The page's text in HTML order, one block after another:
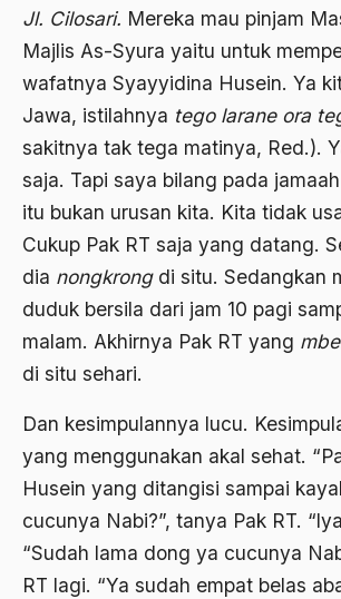
Jl. Cilosari. Mereka mau pinjam
Majlis As-Syura yaitu untuk
wafatnya Syayyidina Husein. Ya
Jawa, istilahnya tego larane ora
sakitnya tak tega matinya, Red.).
saja. Tapi saya bilang pada
itu bukan urusan kita. Kita tidak
Cukup Pak RT saja yang datang.
dia nongkrongdi situ. Sedangkan
duduk bersila dari jam 10 pagi
malam. Akhirnya Pak RT yang
di situ sehari.
Dan kesimpulannya lucu.
yang menggunakan akal sehat.
Husein yang ditangisi sampai
cucunya Nabi?”, tanya Pak RT.
“Sudah lama dong ya cucunya
RT lagi. “Ya sudah empat belas
Al-Ikhwanu Al-Muslimun
Al-Ikhwanul Muslimin
Al-Maududi
Al-qua'an dan Hadist
Alexander Solzhenitsyin
Ali Khomeini
Ali Syahbana
Aliran AHmadiyah